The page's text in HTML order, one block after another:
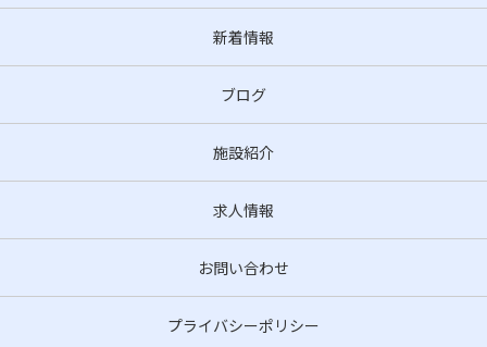
新着情報
ブログ
施設紹介
求人情報
お問い合わせ
プライバシーポリシー